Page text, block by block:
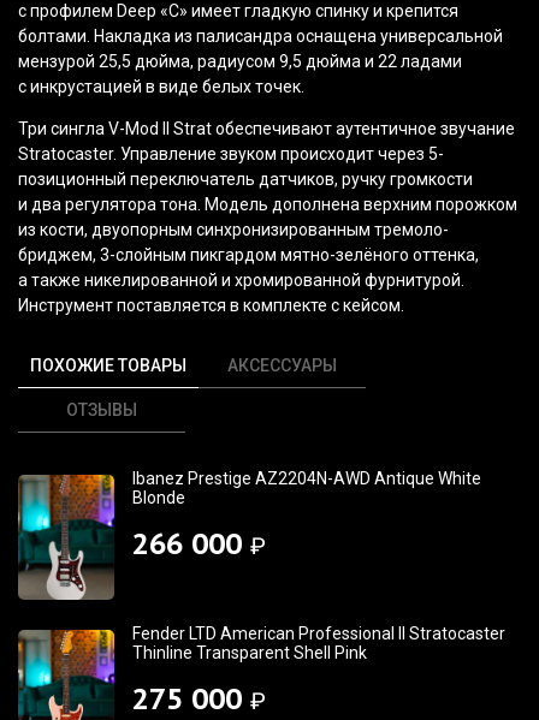
с профилем Deep «C» имеет гладкую спинку и крепится
болтами. Накладка из палисандра оснащена универсальной
мензурой 25,5 дюйма, радиусом 9,5 дюйма и 22 ладами
с инкрустацией в виде белых точек.
Три сингла V-Mod II Strat обеспечивают аутентичное звучание
Stratocaster. Управление звуком происходит через 5-
позиционный переключатель датчиков, ручку громкости
и два регулятора тона. Модель дополнена верхним порожком
из кости, двуопорным синхронизированным тремоло-
бриджем, 3-слойным пикгардом мятно-зелёного оттенка,
а также никелированной и хромированной фурнитурой.
Инструмент поставляется в комплекте с кейсом.
ПОХОЖИЕ ТОВАРЫ АКСЕССУАРЫ
ОТЗЫВЫ
Ibanez Prestige AZ2204N-AWD Antique White
Blonde
266 000 ₽
Fender LTD American Professional II Stratocaster
Thinline Transparent Shell Pink
275 000 ₽